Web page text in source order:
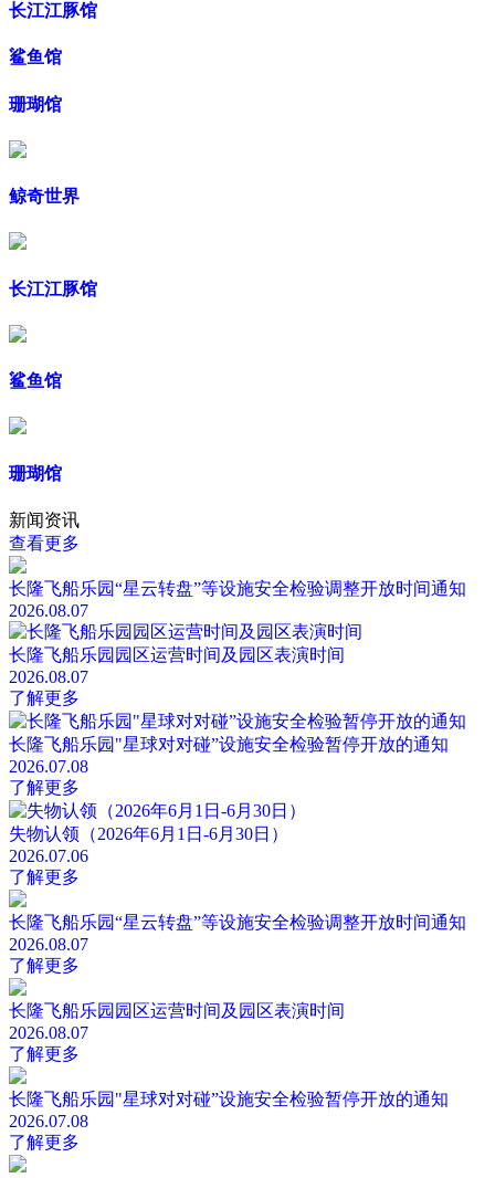
长江江豚馆
鲨鱼馆
珊瑚馆
鲸奇世界
长江江豚馆
鲨鱼馆
珊瑚馆
新闻资讯
查看更多
长隆飞船乐园“星云转盘”等设施安全检验调整开放时间通知
2026.08.07
长隆飞船乐园园区运营时间及园区表演时间
2026.08.07
了解更多
长隆飞船乐园"星球对对碰”设施安全检验暂停开放的通知
2026.07.08
了解更多
失物认领（2026年6月1日-6月30日）
2026.07.06
了解更多
长隆飞船乐园“星云转盘”等设施安全检验调整开放时间通知
2026.08.07
了解更多
长隆飞船乐园园区运营时间及园区表演时间
2026.08.07
了解更多
长隆飞船乐园"星球对对碰”设施安全检验暂停开放的通知
2026.07.08
了解更多